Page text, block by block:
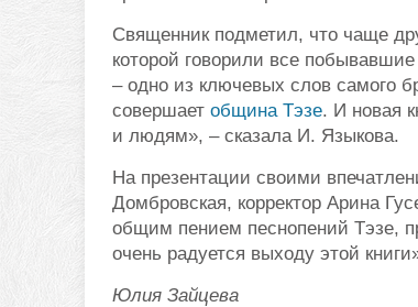
Священник подметил, что чаще
которой говорили все
– одно из ключевых слов самого
совершает община Тэзе. И новая
и людям», – сказала И. Языкова.
На презентации своими
Домбровская, корректор Арина
общим пением песнопений Тэзе,
очень радуется выходу этой
Юлия Зайцева